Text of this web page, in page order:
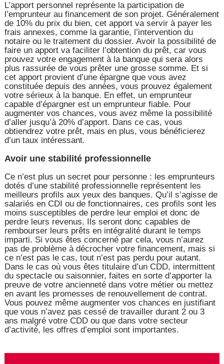
L’apport personnel représente la participation de
l’emprunteur au financement de son projet. Généralement
de 10% du prix du bien, cet apport va servir à payer les
frais annexes, comme la garantie, l’intervention du
notaire ou le traitement du dossier. Avoir la possibilité de
faire un apport va faciliter l’obtention du prêt, car vous
prouvez votre engagement à la banque qui sera alors
plus rassurée de vous prêter une grosse somme. Et si
cet apport provient d’une épargne que vous avez
constituée depuis des années, vous prouvez également
votre sérieux à la banque. En effet, un emprunteur
capable d’épargner est un emprunteur fiable. Pour
augmenter vos chances, vous avez même la possibilité
d’aller jusqu’à 20% d’apport. Dans ce cas, vous
obtiendrez votre prêt, mais en plus, vous bénéficierez
d’un taux intéressant.
Avoir une stabilité professionnelle
Ce n’est plus un secret pour personne : les emprunteurs
dotés d’une stabilité professionnelle représentent les
meilleurs profils aux yeux des banques. Qu’il s’agisse de
salariés en CDI ou de fonctionnaires, ces profils sont les
moins susceptibles de perdre leur emploi et donc de
perdre leurs revenus. Ils seront donc capables de
rembourser leurs prêts en intégralité durant le temps
imparti. Si vous êtes concerné par cela, vous n’aurez
pas de problème à décrocher votre financement, mais si
ce n’est pas le cas, tout n’est pas perdu pour autant.
Dans le cas où vous êtes titulaire d’un CDD, intermittent
du spectacle ou saisonnier, faites en sorte d’apporter la
preuve de votre ancienneté dans votre métier ou mettez
en avant les promesses de renouvellement de contrat.
Vous pouvez même augmenter vos chances en justifiant
que vous n’avez pas cessé de travailler durant 2 ou 3
ans malgré votre CDD ou que dans votre secteur
d’activité, les offres d’emploi sont importantes.